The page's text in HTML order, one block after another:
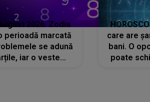
august 2026. Zodia
perioadă marcată
se adună
iar o veste
care are
bani. O
poate